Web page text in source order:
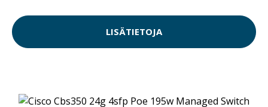
LISÄTIETOJA